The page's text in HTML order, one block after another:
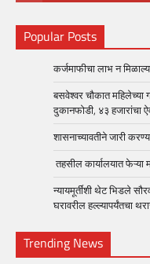
Popular Posts
कर्जमाफीचा लाभ न
बसवेश्वर चौकात महिलेच्या
दुकानफोडी, ४३ हजारांचा
शासनाच्यावतीने जारी
तहसील कार्यालयात
न्यायमूर्तींशी थेट भिडले
घरावरील हल्ल्यापर्यंतचा
Trending News